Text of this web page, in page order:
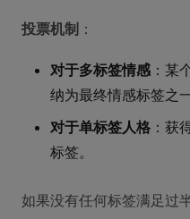
投票机制 ：
对于多标签情感 ：某
纳为最终情感标签之一
对于单标签人格 ：获
标签。
如果没有任何标签满足过